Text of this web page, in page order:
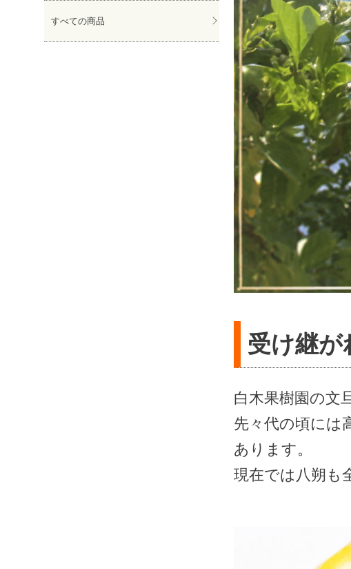
すべての商品
受け継が
白木果樹園の文
先々代の頃には
あります。
現在では八朔も